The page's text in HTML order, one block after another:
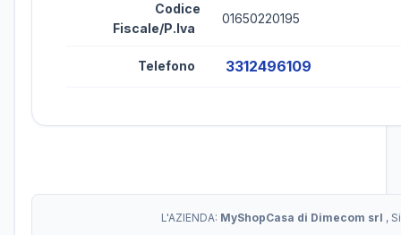
Codice
Fiscale/P.Iva
01650220195
Telefono 3312496109
L'AZIENDA: MyShopCasa di Dimecom srl ,